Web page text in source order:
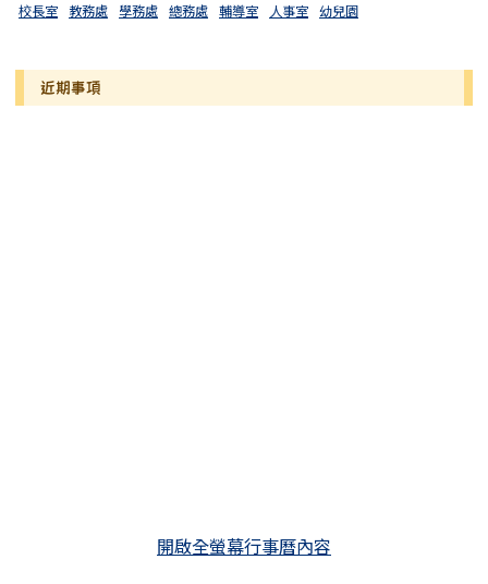
校長室 教務處 學務處 總務處 輔導室 人事室 幼兒園
近期事項
開啟全螢幕行事曆內容